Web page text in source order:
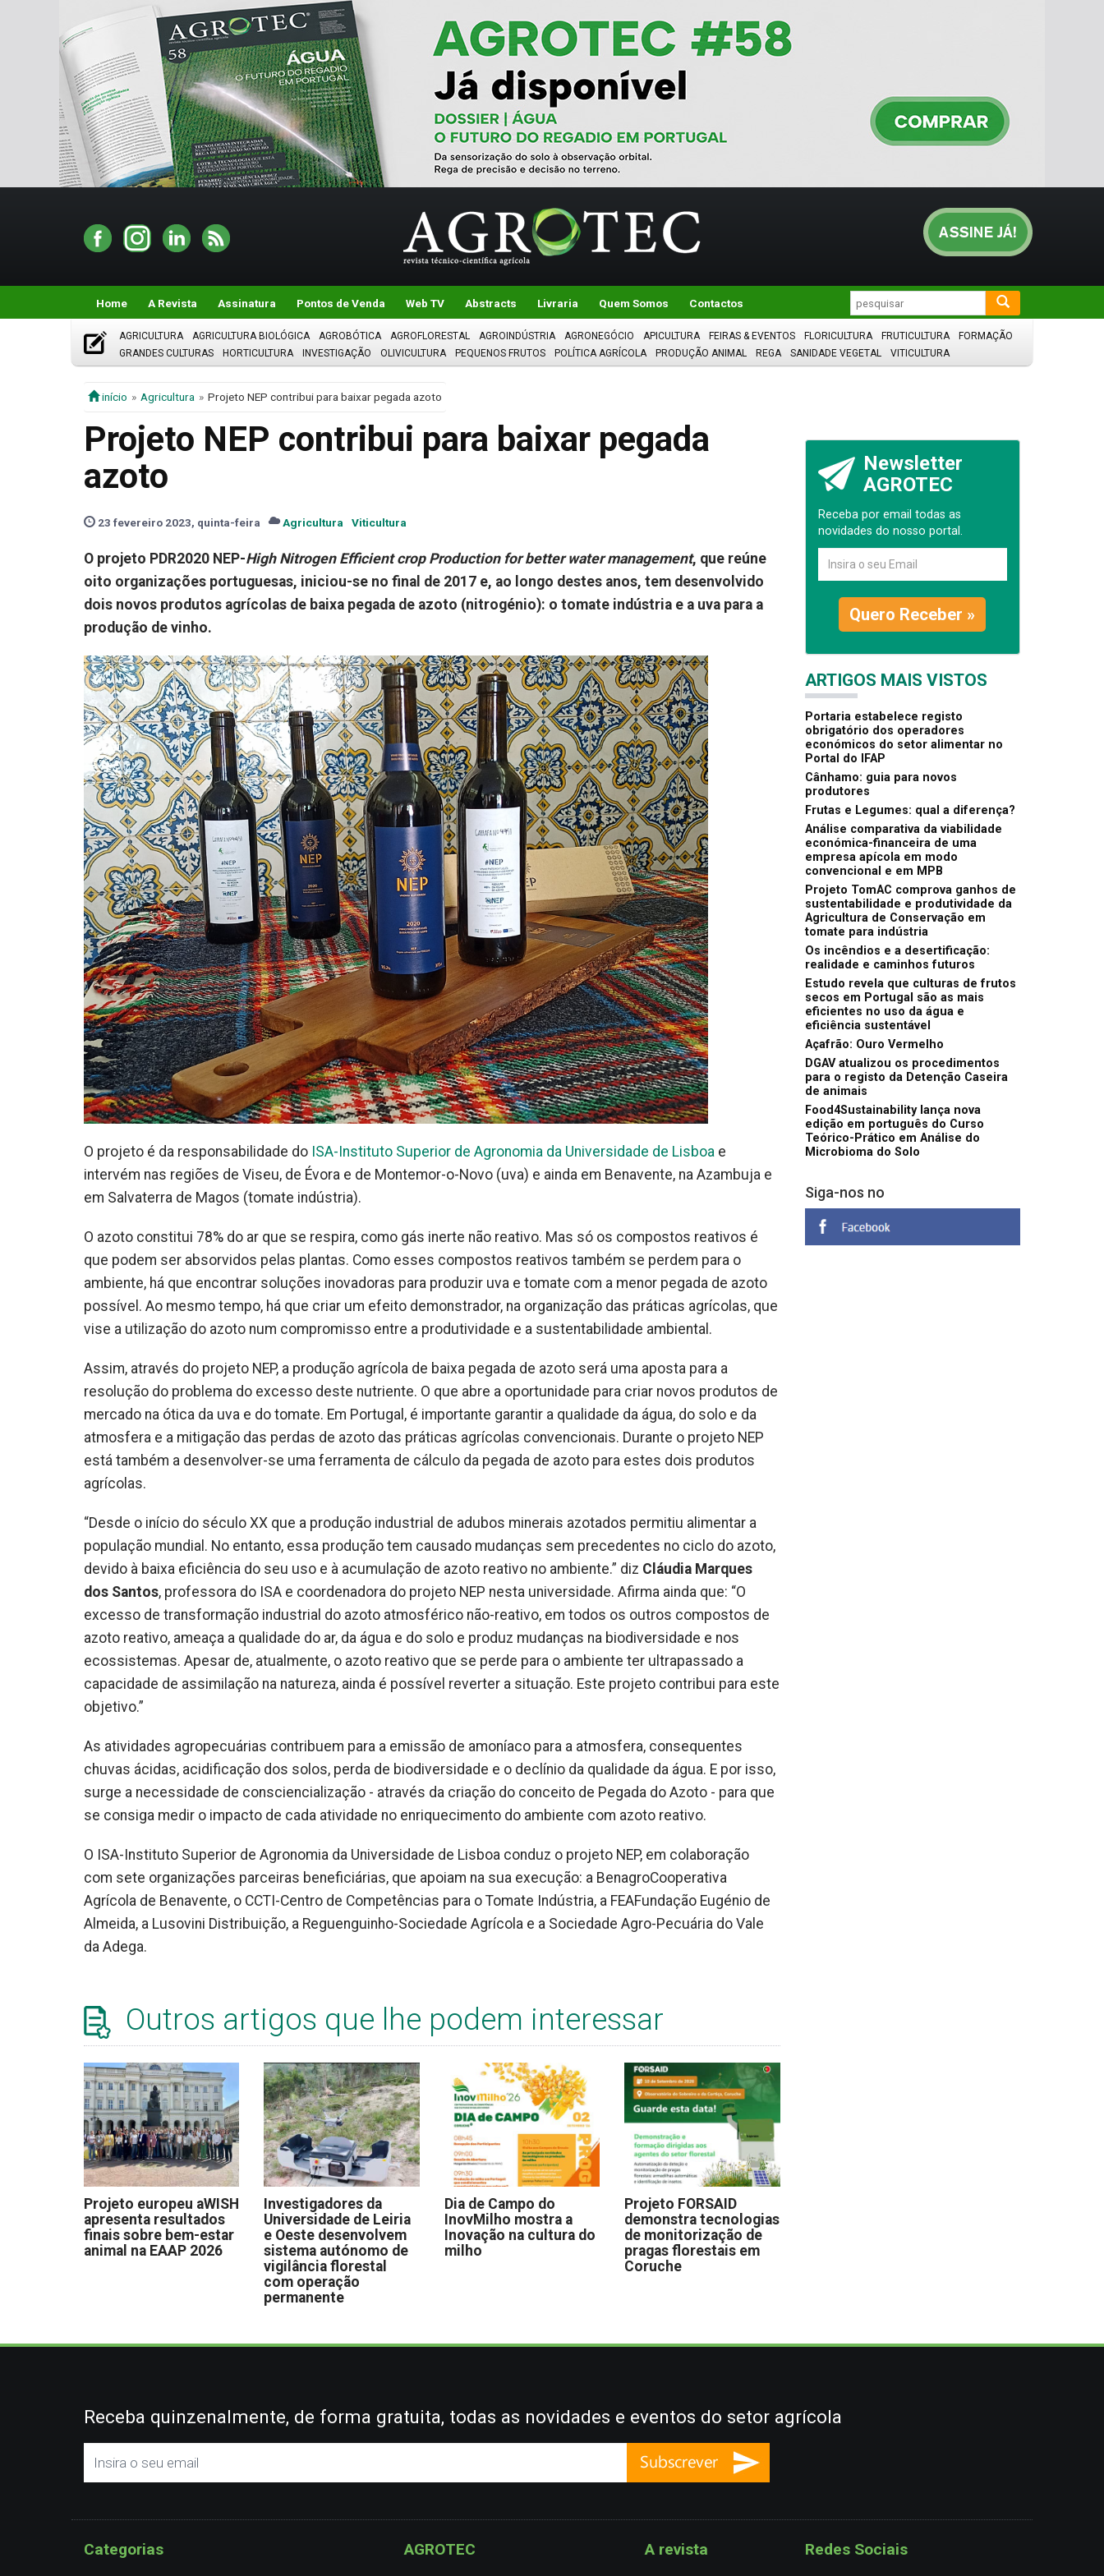
Home A Revista Assinatura Pontos de Venda Web TV Abstracts Livraria Quem Somos Contactos
AGRICULTURA AGRICULTURA BIOLÓGICA AGROBÓTICA AGROFLORESTAL AGROINDÚSTRIA AGRONEGÓCIO APICULTURA FEIRAS & EVENTOS FLORICULTURA FRUTICULTURA
FORMAÇÃO
GRANDES CULTURAS
HORTICULTURA INVESTIGAÇÃO OLIVICULTURA PEQUENOS FRUTOS POLÍTICA AGRÍCOLA PRODUÇÃO ANIMAL REGA SANIDADE VEGETAL VITICULTURA
início Agricultura Projeto NEP contribui para baixar pegada azoto
Projeto NEP contribui para baixar pegada
azoto
23 fevereiro 2023, quinta-feira Agricultura Viticultura
O projeto PDR2020 NEP-High Nitrogen Efficient crop Production for better water management, que reúne
oito organizações portuguesas, iniciou-se no final de 2017 e, ao longo destes anos, tem desenvolvido
dois novos produtos agrícolas de baixa pegada de azoto (nitrogénio): o tomate indústria e a uva para a
produção de vinho.
O projeto é da responsabilidade do ISA-Instituto Superior de Agronomia da Universidade de Lisboa e
intervém nas regiões de Viseu, de Évora e de Montemor-o-Novo (uva) e ainda em Benavente, na Azambuja e
em Salvaterra de Magos (tomate indústria).
O azoto constitui 78% do ar que se respira, como gás inerte não reativo. Mas só os compostos reativos é
que podem ser absorvidos pelas plantas. Como esses compostos reativos também se perdem para o
ambiente, há que encontrar soluções inovadoras para produzir uva e tomate com a menor pegada de azoto
possível. Ao mesmo tempo, há que criar um efeito demonstrador, na organização das práticas agrícolas, que
vise a utilização do azoto num compromisso entre a produtividade e a sustentabilidade ambiental.
Assim, através do projeto NEP, a produção agrícola de baixa pegada de azoto será uma aposta para a
resolução do problema do excesso deste nutriente. O que abre a oportunidade para criar novos produtos de
mercado na ótica da uva e do tomate. Em Portugal, é importante garantir a qualidade da água, do solo e da
atmosfera e a mitigação das perdas de azoto das práticas agrícolas convencionais. Durante o projeto NEP
está também a desenvolver-se uma ferramenta de cálculo da pegada de azoto para estes dois produtos
agrícolas.
“Desde o início do século XX que a produção industrial de adubos minerais azotados permitiu alimentar a
população mundial. No entanto, essa produção tem causado mudanças sem precedentes no ciclo do azoto,
devido à baixa eficiência do seu uso e à acumulação de azoto reativo no ambiente.” diz Cláudia Marques
dos Santos, professora do ISA e coordenadora do projeto NEP nesta universidade. Afirma ainda que: “O
excesso de transformação industrial do azoto atmosférico não-reativo, em todos os outros compostos de
azoto reativo, ameaça a qualidade do ar, da água e do solo e produz mudanças na biodiversidade e nos
ecossistemas. Apesar de, atualmente, o azoto reativo que se perde para o ambiente ter ultrapassado a
capacidade de assimilação na natureza, ainda é possível reverter a situação. Este projeto contribui para este
objetivo.”
As atividades agropecuárias contribuem para a emissão de amoníaco para a atmosfera, consequentes
chuvas ácidas, acidificação dos solos, perda de biodiversidade e o declínio da qualidade da água. E por isso,
surge a necessidade de consciencialização - através da criação do conceito de Pegada do Azoto - para que
se consiga medir o impacto de cada atividade no enriquecimento do ambiente com azoto reativo.
O ISA-Instituto Superior de Agronomia da Universidade de Lisboa conduz o projeto NEP, em colaboração
com sete organizações parceiras beneficiárias, que apoiam na sua execução: a BenagroCooperativa
Agrícola de Benavente, o CCTI-Centro de Competências para o Tomate Indústria, a FEAFundação Eugénio de
Almeida, a Lusovini Distribuição, a Reguenguinho-Sociedade Agrícola e a Sociedade Agro-Pecuária do Vale
da Adega.
Outros artigos que lhe podem interessar
Projeto europeu aWISH
apresenta resultados
finais sobre bem-estar
animal na EAAP 2026
Investigadores da
Universidade de Leiria
e Oeste desenvolvem
sistema autónomo de
vigilância florestal
com operação
permanente
Dia de Campo do
InovMilho mostra a
Inovação na cultura do
milho
Projeto FORSAID
demonstra tecnologias
de monitorização de
pragas florestais em
Coruche
Newsletter
AGROTEC
Receba por email todas as
novidades do nosso portal.
Quero Receber »
ARTIGOS MAIS VISTOS
Portaria estabelece registo
obrigatório dos operadores
económicos do setor alimentar no
Portal do IFAP
Cânhamo: guia para novos
produtores
Frutas e Legumes: qual a diferença?
Análise comparativa da viabilidade
económica-financeira de uma
empresa apícola em modo
convencional e em MPB
Projeto TomAC comprova ganhos de
sustentabilidade e produtividade da
Agricultura de Conservação em
tomate para indústria
Os incêndios e a desertificação:
realidade e caminhos futuros
Estudo revela que culturas de frutos
secos em Portugal são as mais
eficientes no uso da água e
eficiência sustentável
Açafrão: Ouro Vermelho
DGAV atualizou os procedimentos
para o registo da Detenção Caseira
de animais
Food4Sustainability lança nova
edição em português do Curso
Teórico-Prático em Análise do
Microbioma do Solo
Siga-nos no
Receba quinzenalmente, de forma gratuita, todas as novidades e eventos do setor agrícola
Categorias AGROTEC A revista Redes Sociais